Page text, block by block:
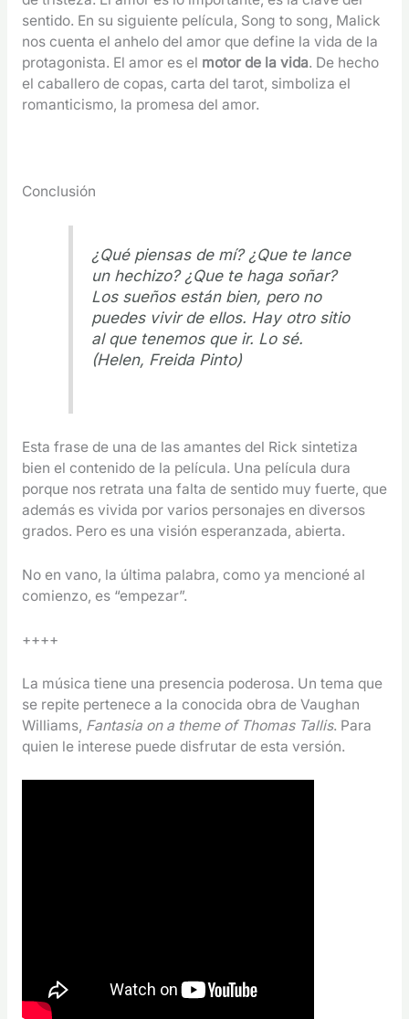
sentido. En su siguiente película, Song to song, Malick
nos cuenta el anhelo del amor que define la vida de la
protagonista. El amor es el motor de la vida. De hecho
el caballero de copas, carta del tarot, simboliza el
romanticismo, la promesa del amor.
Conclusión
¿Qué piensas de mí? ¿Que te lance
un hechizo? ¿Que te haga soñar?
Los sueños están bien, pero no
puedes vivir de ellos. Hay otro sitio
al que tenemos que ir. Lo sé.
(Helen, Freida Pinto)
Esta frase de una de las amantes del Rick sintetiza
bien el contenido de la película. Una película dura
porque nos retrata una falta de sentido muy fuerte, que
además es vivida por varios personajes en diversos
grados. Pero es una visión esperanzada, abierta.
No en vano, la última palabra, como ya mencioné al
comienzo, es “empezar”.
++++
La música tiene una presencia poderosa. Un tema que
se repite pertenece a la conocida obra de Vaughan
Williams, Fantasia on a theme of Thomas Tallis. Para
quien le interese puede disfrutar de esta versión.